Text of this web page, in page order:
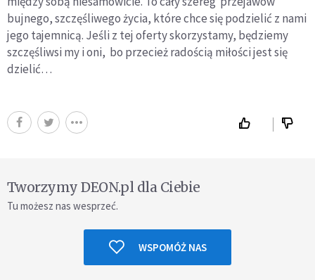
bujnego, szczęśliwego życia, które chce się podzielić z nami
jego tajemnicą. Jeśli z tej oferty skorzystamy, będziemy
szczęśliwsi my i oni, bo przecież radością miłości jest się
dzielić…
Tworzymy DEON.pl dla Ciebie
Tu możesz nas wesprzeć.
WSPOMÓŻ NAS